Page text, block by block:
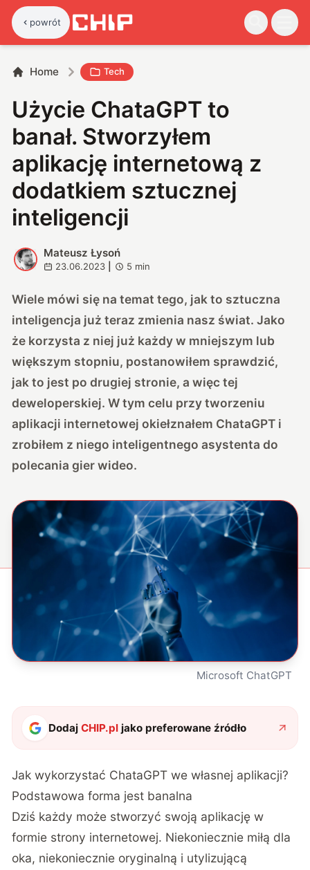
powrót
Home Tech
Użycie ChataGPT to
banał. Stworzyłem
aplikację internetową z
dodatkiem sztucznej
inteligencji
M
Mateusz Łysoń
23.06.2023 5 min
Wiele mówi się na temat tego, jak to sztuczna
inteligencja już teraz zmienia nasz świat. Jako
że korzysta z niej już każdy w mniejszym lub
większym stopniu, postanowiłem sprawdzić,
jak to jest po drugiej stronie, a więc tej
deweloperskiej. W tym celu przy tworzeniu
aplikacji internetowej okiełznałem ChataGPT i
zrobiłem z niego inteligentnego asystenta do
polecania gier wideo.
Microsoft ChatGPT
DodajCHIP.pl jako preferowane źródło
Jak wykorzystać ChataGPT we własnej aplikacji?
Podstawowa forma jest banalna
Dziś każdy może stworzyć swoją aplikację w
formie strony internetowej. Niekoniecznie miłą dla
oka, niekoniecznie oryginalną i utylizującą